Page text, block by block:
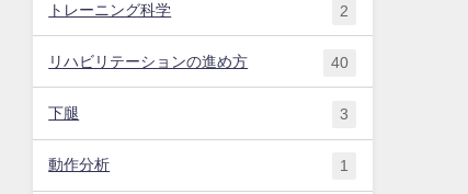
トレーニング科学 2
リハビリテーションの進め方 40
下腿 3
動作分析 1